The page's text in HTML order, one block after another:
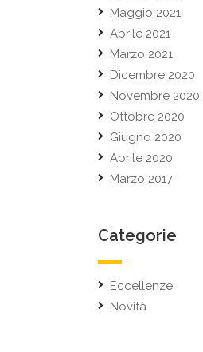
Maggio 2021
Aprile 2021
Marzo 2021
Dicembre 2020
Novembre 2020
Ottobre 2020
Giugno 2020
Aprile 2020
Marzo 2017
Categorie
Eccellenze
Novità